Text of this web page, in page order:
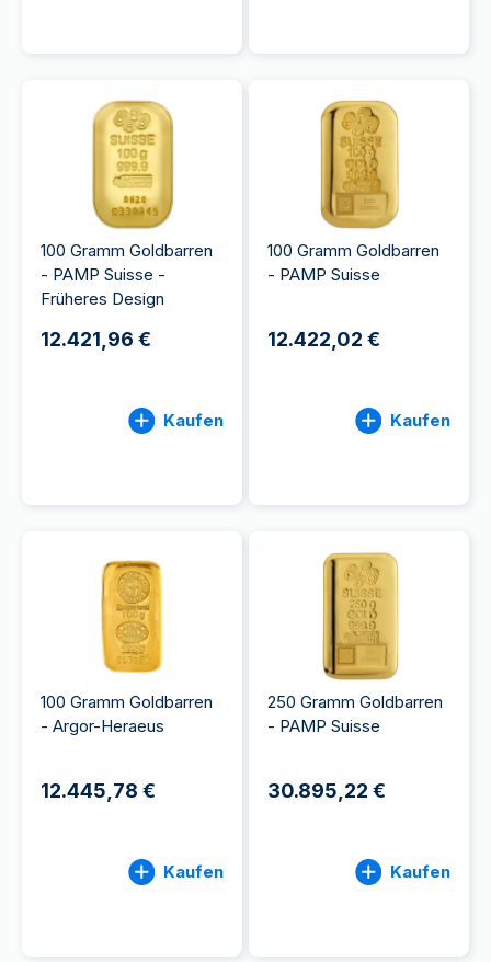
100 Gramm Goldbarren
- PAMP Suisse -
Früheres Design
12.421,96 €
Kaufen
100 Gramm Goldbarren
- PAMP Suisse
12.422,02 €
Kaufen
100 Gramm Goldbarren
- Argor-Heraeus
12.445,78 €
Kaufen
250 Gramm Goldbarren
- PAMP Suisse
30.895,22 €
Kaufen